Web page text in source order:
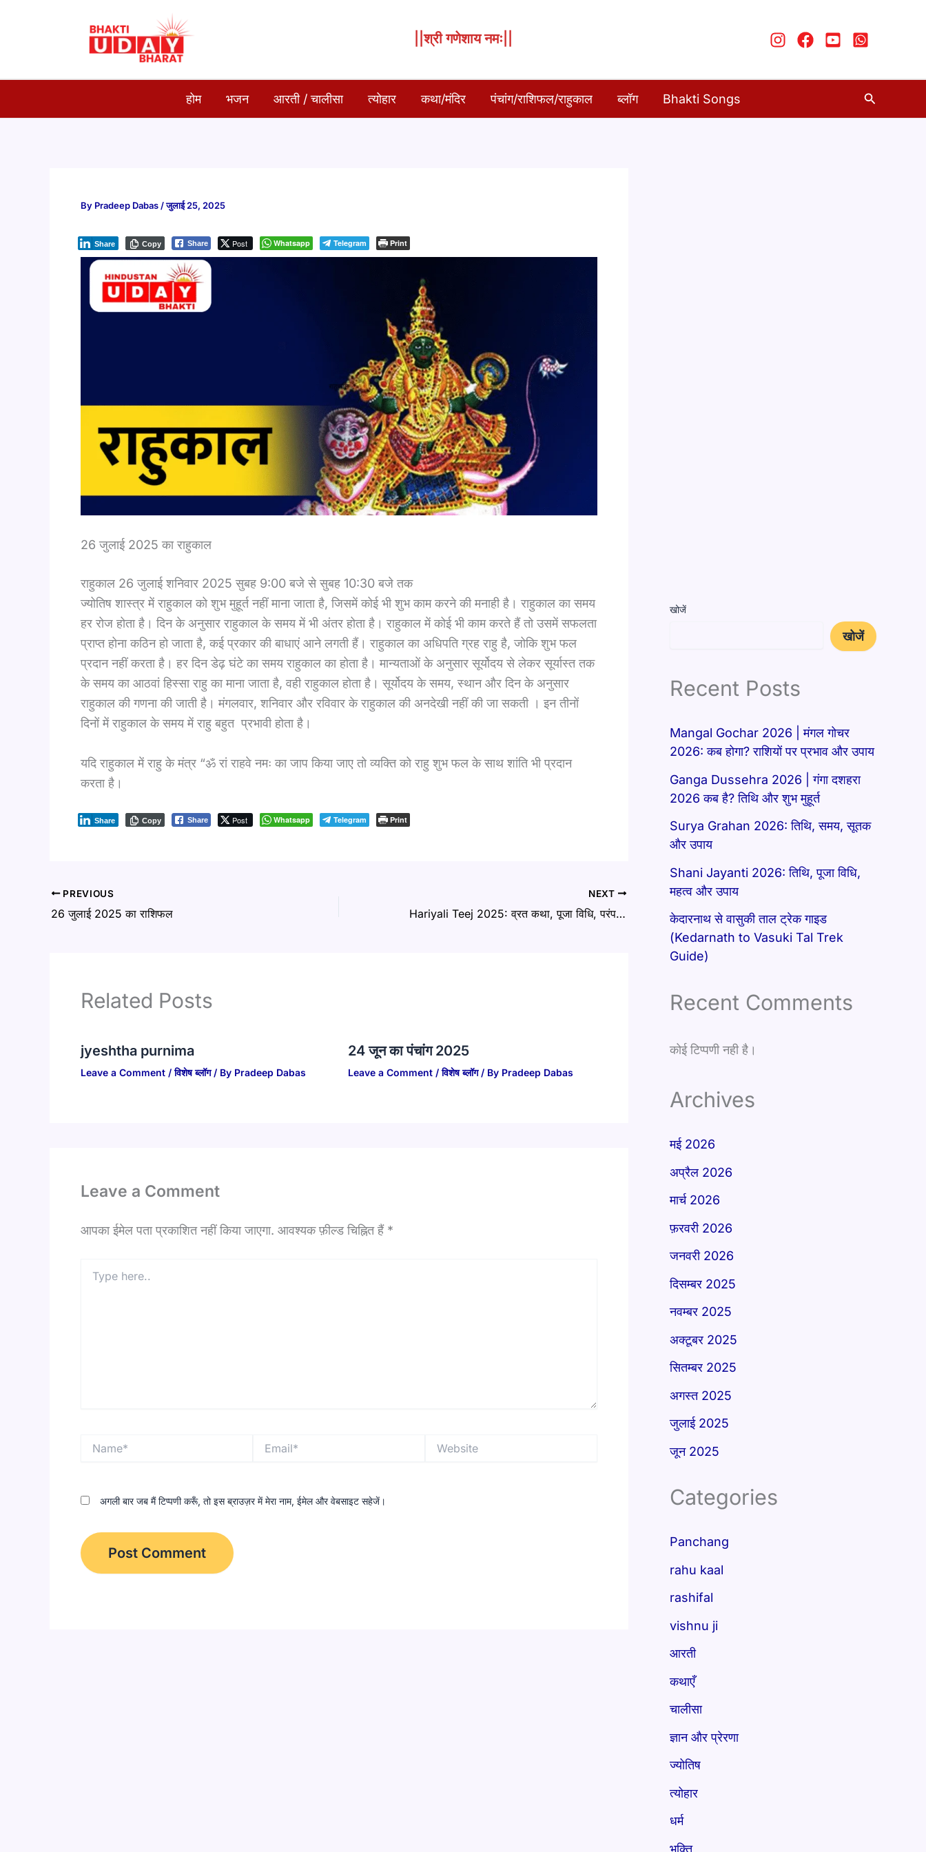
||श्री गणेशाय नमः||
होम भजन आरती / चालीसा त्योहार कथा/मंदिर पंचांग/राशिफल/राहुकाल ब्लॉग Bhakti Songs Search
By Pradeep Dabas /जुलाई 25, 2025
Share Post
Share Whatsapp Telegram
Copy Print
26 जुलाई 2025 का राहुकाल ​
राहुकाल 26 जुलाई शनिवार 2025 सुबह 9:00 बजे से सुबह 10:30 बजे तक
ज्योतिष शास्त्र में राहुकाल को शुभ मुहूर्त नहीं माना जाता है, जिसमें कोई भी शुभ काम करने की मनाही है। राहुकाल का समय
हर रोज होता है। दिन के अनुसार राहुकाल के समय में भी अंतर होता है। राहुकाल में कोई भी काम करते हैं तो उसमें सफलता
प्राप्त होना कठिन हो जाता है, कई प्रकार की बाधाएं आने लगती हैं। राहुकाल का अधिपति ग्रह राहु है, जोकि शुभ फल
प्रदान नहीं करता है। हर दिन डेढ़ घंटे का समय राहुकाल का होता है। मान्यताओं के अनुसार सूर्योदय से लेकर सूर्यास्त तक
के समय का आठवां हिस्सा राहु का माना जाता है, वही राहुकाल होता है। सूर्योदय के समय, स्थान और दिन के अनुसार
राहुकाल की गणना की जाती है। मंगलवार, शनिवार और रविवार के राहुकाल की अनदेखी नहीं की जा सकती । इन तीनों
दिनों में राहुकाल के समय में राहु बहुत प्रभावी होता है।
यदि राहुकाल में राहु के मंत्र “ॐ रां राहवे नमः का जाप किया जाए तो व्यक्ति को राहु शुभ फल के साथ शांति भी प्रदान
करता है।
Share Post
Share Whatsapp Telegram
Copy Print
PREVIOUS
26 जुलाई 2025 का राशिफल
NEXT
Hariyali Teej 2025: व्रत कथा, पूजा विधि, परंपराएं और धार्मिक महत्व
Related Posts
jyeshtha purnima
Leave a Comment /विशेष ब्लॉग/ By Pradeep Dabas
24 जून का पंचांग 2025
Leave a Comment /विशेष ब्लॉग/ By Pradeep Dabas
Leave a Comment
आपका ईमेल पता प्रकाशित नहीं किया जाएगा. आवश्यक फ़ील्ड चिह्नित हैं *
here..
अगली बार जब मैं टिप्पणी करूँ, तो इस ब्राउज़र में मेरा नाम, ईमेल और वेबसाइट सहेजें।
खोजें
खोजें
Recent Posts
Mangal Gochar 2026 | मंगल गोचर
2026: कब होगा? राशियों पर प्रभाव और उपाय
Ganga Dussehra 2026 | गंगा दशहरा
2026 कब है? तिथि और शुभ मुहूर्त
Surya Grahan 2026: तिथि, समय, सूतक
और उपाय
Shani Jayanti 2026: तिथि, पूजा विधि,
महत्व और उपाय
केदारनाथ से वासुकी ताल ट्रेक गाइड
(Kedarnath to Vasuki Tal Trek
Guide)
Recent Comments
कोई टिप्पणी नही है।
Archives
मई 2026
अप्रैल 2026
मार्च 2026
फ़रवरी 2026
जनवरी 2026
दिसम्बर 2025
नवम्बर 2025
अक्टूबर 2025
सितम्बर 2025
अगस्त 2025
जुलाई 2025
जून 2025
Categories
Panchang
rahu kaal
rashifal
vishnu ji
आरती
कथाएँ
चालीसा
ज्ञान और प्रेरणा
ज्योतिष
त्योहार
धर्म
भक्ति